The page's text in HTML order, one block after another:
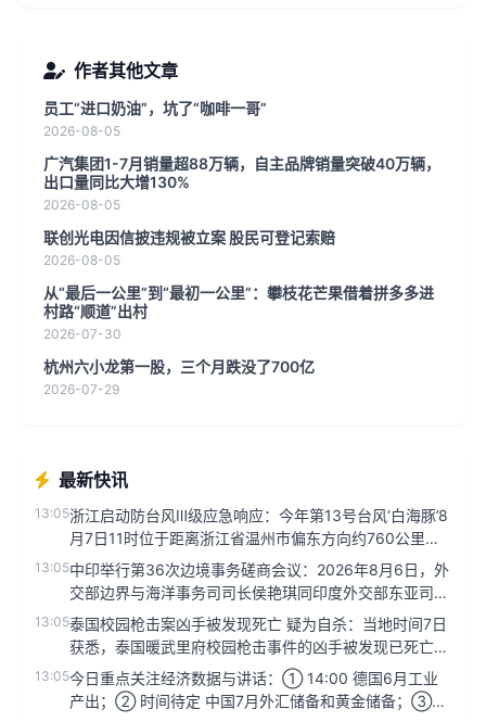
作者其他文章
员工“进口奶油”，坑了“咖啡一哥”
2026-08-05
广汽集团1-7月销量超88万辆，自主品牌销量突破40万辆，
出口量同比大增130%
2026-08-05
联创光电因信披违规被立案 股民可登记索赔
2026-08-05
从“最后一公里”到“最初一公里”：攀枝花芒果借着拼多多进
村路“顺道”出村
2026-07-30
杭州六小龙第一股，三个月跌没了700亿
2026-07-29
最新快讯
13:05浙江启动防台风Ⅲ级应急响应：今年第13号台风‘白海豚’8
月7日11时位于距离浙江省温州市偏东方向约760公里的
洋面上，中...
13:05中印举行第36次边境事务磋商会议：2026年8月6日，外
交部边界与海洋事务司司长侯艳琪同印度外交部东亚司联
秘高士在印度新...
13:05泰国校园枪击案凶手被发现死亡 疑为自杀：当地时间7日
获悉，泰国暖武里府校园枪击事件的凶手被发现已死亡，
可能为自杀。...
13:05今日重点关注经济数据与讲话：① 14:00 德国6月工业
产出；② 时间待定 中国7月外汇储备和黄金储备；③